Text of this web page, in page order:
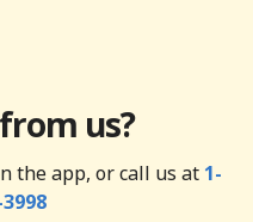
us?
the app, or call us at 1-